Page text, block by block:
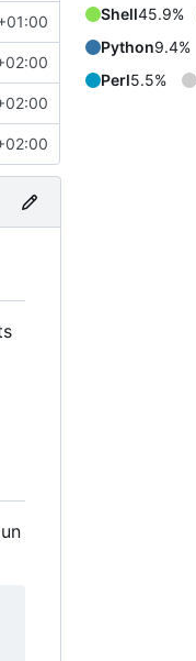
Shell45.9%
Python9.4%
Perl5.5%